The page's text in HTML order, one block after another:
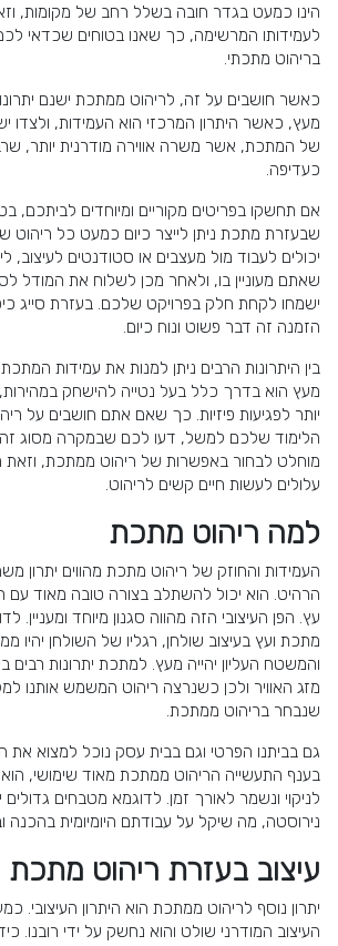
הינו כמעט בגדר חובה בשלל רחב של מקומות,
לעמידותו המרשימה, כך שאנו בטוחים שכדאי
בריהוט מתכתי.
כאשר חושבים על זה, לריהוט ממתכת ישנם
מעץ, כאשר היתרון המרכזי הוא העמידות, ולצדו
של המתכת, אשר משרה אווירה מודרנית יותר,
כעדיפה.
אם תחשקו בפריטים מקוריים ומיוחדים לביתכם,
שבעזרת מתכת ניתן לייצר כיום כמעט כל
יכולים לעבוד מול מעצבים או סטודנטים לעיצוב,
שאתם מעוניין בו, ולאחר מכן לשלוח את המודל
ישמחו לקחת חלק בפרויקט שלכם. בעזרת סייג
הזמנה זה דבר פשוט ונוח כיום.
בין היתרונות הרבים ניתן למנות את עמידות
מעץ הוא בדרך כלל בעל נטייה להישחק
יותר לפגיעות פיזיות. כך שאם אתם חושבים על
הלימוד שלכם למשל, דעו לכם שבמקרה מסוג זה
מוחלט לבחור באפשרות של ריהוט ממתכת, וזאת
עלולים לעשות חיים קשים לריהוט.
למה ריהוט מתכת
העמידות והחוזק של ריהוט מתכת מהווים יתרון
הרהיט. הוא יכול להשתלב בצורה טובה מאוד עם
עץ. הפן העיצובי הזה מהווה סגנון מיוחד ומעניין.
מתכת ועץ בעיצוב שולחן, רגליו של השולחן יהיו
והמשטח העליון יהייה מעץ. למתכת יתרונות רבים
מזג האוויר ולכן כשנרצה ריהוט המשמש אותנו
שנבחר בריהוט ממתכת.
גם בביתנו הפרטי וגם בבית עסק נוכל למצוא את
בענף התעשייה הריהוט ממתכת מאוד שימושי,
לניקוי ונשמר לאורך זמן. לדוגמא מטבחים
נירוסטה, מה שיקל על עבודתם היומיומית בהכנה
עיצוב בעזרת ריהוט מתכת
יתרון נוסף לריהוט ממתכת הוא היתרון העיצובי.
העיצוב המודרני שולט והוא נחשק על ידי רובנו.